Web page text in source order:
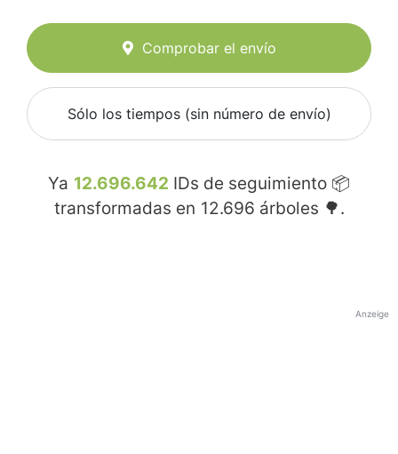
Comprobar el envío
Sólo los tiempos (sin número de envío)
Ya 12.696.642 IDs de seguimiento 📦
transformadas en 12.696 árboles 🌳.
Anzeige